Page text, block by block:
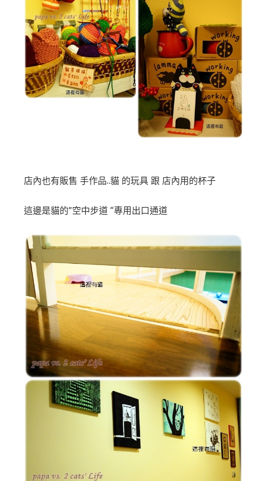
店內也有販售 手作品..貓 的玩具 跟 店內用的杯子
這邊是貓的”空中步道 “專用出口通道